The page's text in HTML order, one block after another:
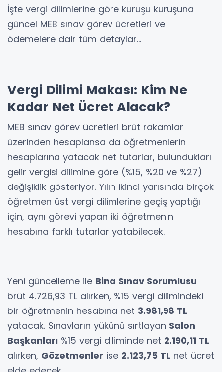
İşte vergi dilimlerine göre kuruşu kuruşuna
güncel MEB sınav görev ücretleri ve
ödemelere dair tüm detaylar…
Vergi Dilimi Makası: Kim Ne
Kadar Net Ücret Alacak?
MEB sınav görev ücretleri brüt rakamlar
üzerinden hesaplansa da öğretmenlerin
hesaplarına yatacak net tutarlar, bulundukları
gelir vergisi dilimine göre (%15, %20 ve %27)
değişiklik gösteriyor. Yılın ikinci yarısında birçok
öğretmen üst vergi dilimlerine geçiş yaptığı
için, aynı görevi yapan iki öğretmenin
hesabına farklı tutarlar yatabilecek.
Yeni güncelleme ile Bina Sınav Sorumlusu
brüt 4.726,93 TL alırken, %15 vergi dilimindeki
bir öğretmenin hesabına net 3.981,98 TL
yatacak. Sınavların yükünü sırtlayan Salon
Başkanları %15 vergi diliminde net 2.190,11 TL
alırken, Gözetmenler ise 2.123,75 TL net ücret